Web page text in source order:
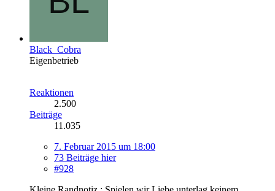
Black_Cobra
Eigenbetrieb
Reaktionen
2.500
Beiträge
11.035
7. Februar 2015 um 18:00
73 Beiträge hier
#928